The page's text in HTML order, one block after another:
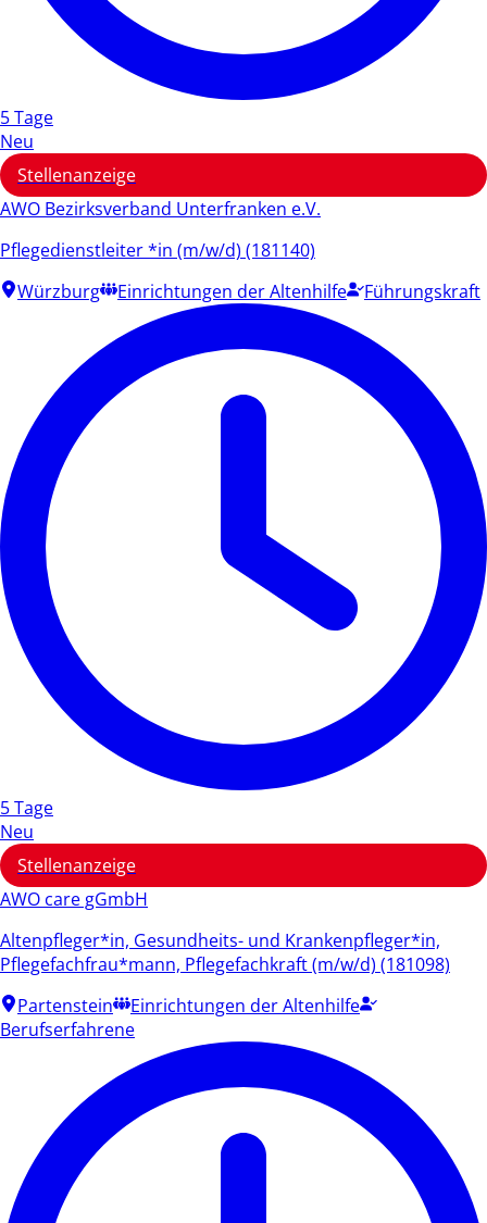
5 Tage
Neu
Stellenanzeige
AWO Bezirksverband Unterfranken e.V.
Pflegedienstleiter *in (m/w/d) (181140)
Würzburg
Einrichtungen der Altenhilfe Führungskraft
5 Tage
Neu
Stellenanzeige
AWO care gGmbH
Altenpfleger*in, Gesundheits- und Krankenpfleger*in,
Pflegefachfrau*mann, Pflegefachkraft (m/w/d) (181098)
Partenstein
Einrichtungen der Altenhilfe
Berufserfahrene